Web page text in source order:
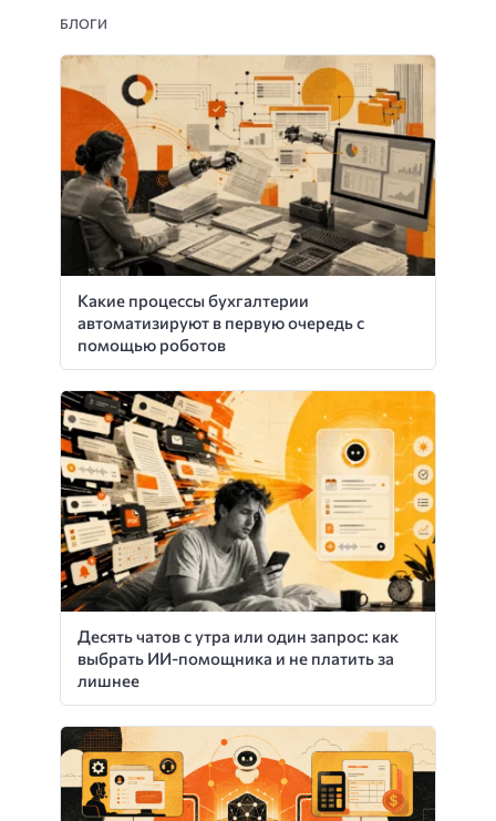
БЛОГИ
Какие процессы бухгалтерии
автоматизируют в первую очередь с
помощью роботов
Десять чатов с утра или один запрос: как
выбрать ИИ-помощника и не платить за
лишнее